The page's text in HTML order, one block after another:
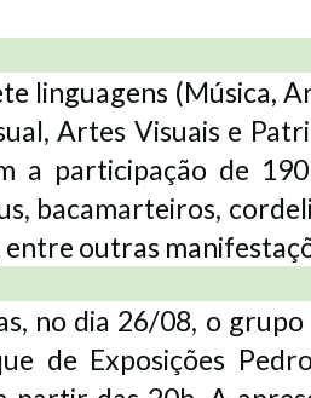
linguagens (Música,
Artes Visuais e
a participação de
bacamarteiros,
entre outras
no dia 26/08, o
de Exposições